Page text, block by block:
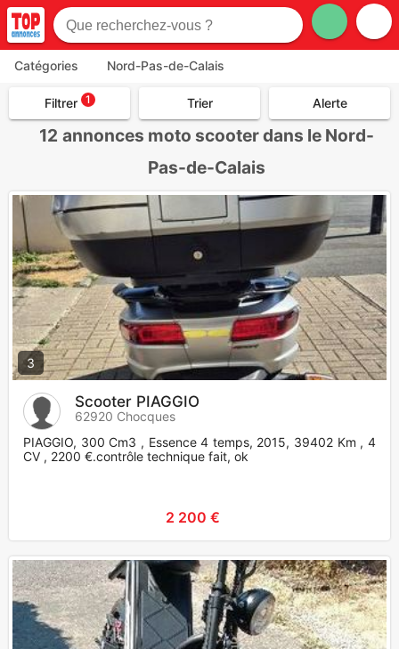
Catégories Nord-Pas-de-Calais
Filtrer 1 Trier Alerte
12 annonces moto scooter dans le Nord-
Pas-de-Calais
3
Scooter PIAGGIO
62920 Chocques
PIAGGIO, 300 Cm3 , Essence 4 temps, 2015, 39402 Km , 4
CV , 2200 €.contrôle technique fait, ok
2 200 €